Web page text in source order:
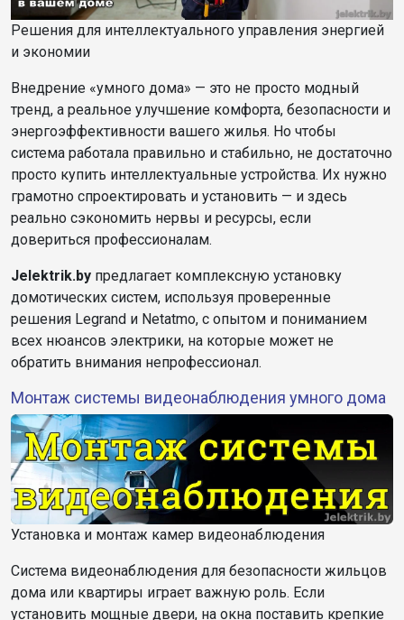
Решения для интеллектуального управления энергией
и экономии
Внедрение «умного дома» — это не просто модный
тренд, а реальное улучшение комфорта, безопасности и
энергоэффективности вашего жилья. Но чтобы
система работала правильно и стабильно, не достаточно
просто купить интеллектуальные устройства. Их нужно
грамотно спроектировать и установить — и здесь
реально сэкономить нервы и ресурсы, если
довериться профессионалам.
Jelektrik.by предлагает комплексную установку
домотических систем, используя проверенные
решения Legrand и Netatmo, с опытом и пониманием
всех нюансов электрики, на которые может не
обратить внимания непрофессионал.
Монтаж системы видеонаблюдения умного дома
Установка и монтаж камер видеонаблюдения
Система видеонаблюдения для безопасности жильцов
дома или квартиры играет важную роль. Если
установить мощные двери, на окна поставить крепкие